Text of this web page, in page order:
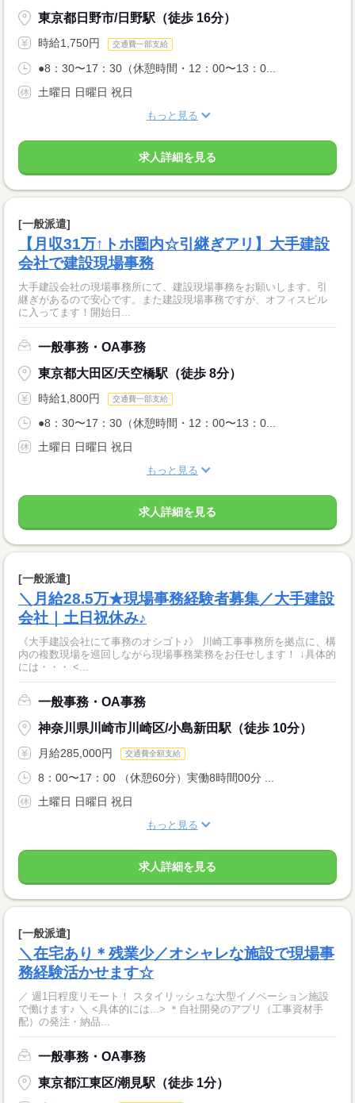
東京都日野市/日野駅（徒歩 16分）
時給1,750円 交通費一部支給
●8：30〜17：30（休憩時間・12：00〜13：0...
土曜日 日曜日 祝日
もっと見る
求人詳細を見る
[一般派遣]
【月収31万↑トホ圏内☆引継ぎアリ】大手建設
会社で建設現場事務
大手建設会社の現場事務所にて、建設現場事務をお願いします。引
継ぎがあるので安心です。また建設現場事務ですが、オフィスビル
に入ってます！開始日...
一般事務・OA事務
東京都大田区/天空橋駅（徒歩 8分）
時給1,800円 交通費一部支給
●8：30〜17：30（休憩時間・12：00〜13：0...
土曜日 日曜日 祝日
もっと見る
求人詳細を見る
[一般派遣]
＼月給28.5万★現場事務経験者募集／大手建設
会社｜土日祝休み♪
《大手建設会社にて事務のオシゴト♪》 川崎工事事務所を拠点に、構
内の複数現場を巡回しながら現場事務業務をお任せします！ ↓具体的
には・・・ <...
一般事務・OA事務
神奈川県川崎市川崎区/小島新田駅（徒歩 10分）
月給285,000円 交通費全額支給
8：00〜17：00 （休憩60分）実働8時間00分 ...
土曜日 日曜日 祝日
もっと見る
求人詳細を見る
[一般派遣]
＼在宅あり＊残業少／オシャレな施設で現場事
務経験活かせます☆
／ 週1日程度リモート！ スタイリッシュな大型イノベーション施設
で働けます♪ ＼ <具体的には...> ＊自社開発のアプリ（工事資材手
配）の発注・納品...
一般事務・OA事務
東京都江東区/潮見駅（徒歩 1分）